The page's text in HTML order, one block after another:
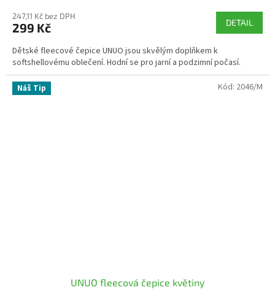
247,11 Kč bez DPH
299 Kč DETAIL
Dětské fleecové čepice UNUO jsou skvělým doplňkem k
softshellovému oblečení. Hodní se pro jarní a podzimní počasí.
Náš Tip
UNUO fleecová čepice květiny
Kód: 2046/M